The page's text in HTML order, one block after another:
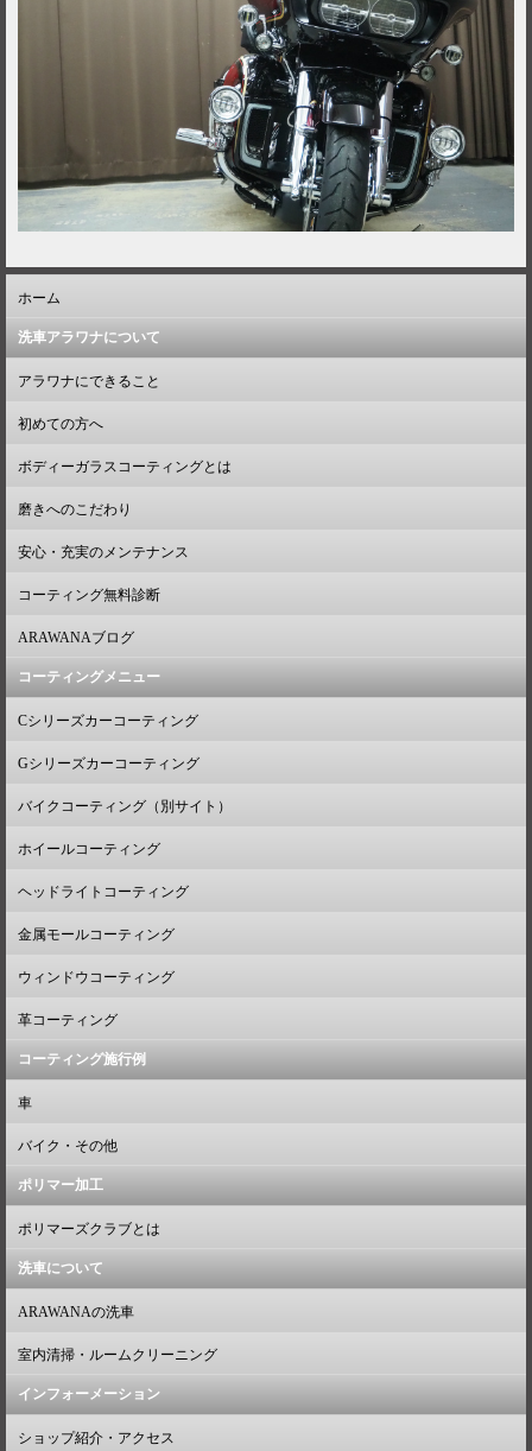
ホーム
洗車アラワナについて
アラワナにできること
初めての方へ
ボディーガラスコーティングとは
磨きへのこだわり
安心・充実のメンテナンス
コーティング無料診断
ARAWANAブログ
コーティングメニュー
Cシリーズカーコーティング
Gシリーズカーコーティング
バイクコーティング（別サイト）
ホイールコーティング
ヘッドライトコーティング
金属モールコーティング
ウィンドウコーティング
革コーティング
コーティング施行例
車
バイク・その他
ポリマー加工
ポリマーズクラブとは
洗車について
ARAWANAの洗車
室内清掃・ルームクリーニング
インフォーメーション
ショップ紹介・アクセス